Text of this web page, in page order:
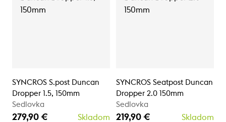
SYNCROS S.post Duncan
Dropper 1.5, 150mm
Sedlovka
279,90 € Skladom
SYNCROS Seatpost Duncan
Dropper 2.0 150mm
Sedlovka
219,90 € Skladom